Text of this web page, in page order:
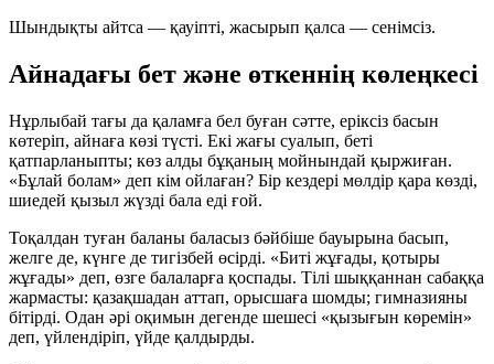
Шындықты айтса — қауіпті, жасырып қалса — сенімсіз.
Айнадағы бет және өткеннің көлеңкесі
Нұрлыбай тағы да қаламға бел буған сәтте, еріксіз басын
көтеріп, айнаға көзі түсті. Екі жағы суалып, беті
қатпарланыпты; көз алды бұқаның мойнындай қыржиған.
«Бұлай болам» деп кім ойлаған? Бір кездері мөлдір қара көзді,
шиедей қызыл жүзді бала еді ғой.
Тоқалдан туған баланы баласыз бәйбіше бауырына басып,
желге де, күнге де тигізбей өсірді. «Биті жұғады, қотыры
жұғады» деп, өзге балаларға қоспады. Тілі шыққаннан сабаққа
жармасты: қазақшадан аттап, орысшаға шомды; гимназияны
бітірді. Одан әрі оқимын дегенде шешесі «қызығын көремін»
деп, үйлендіріп, үйде қалдырды.